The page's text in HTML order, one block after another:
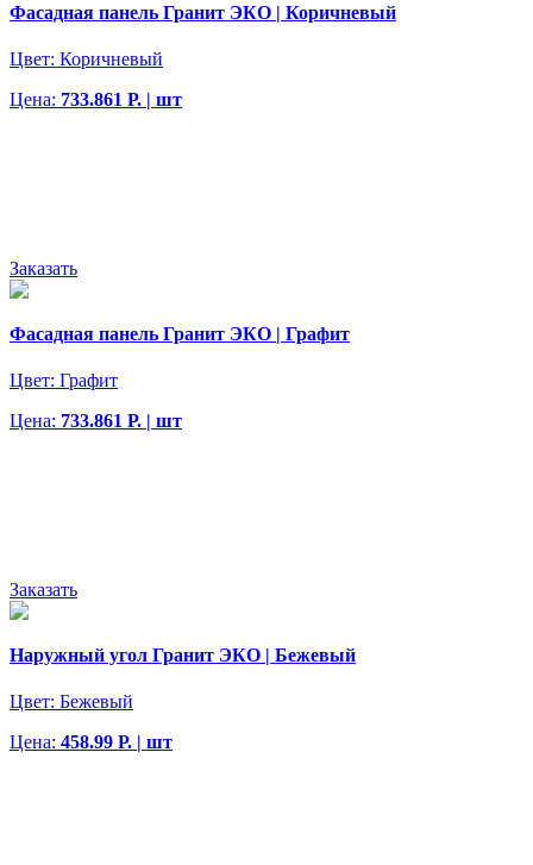
Фасадная панель Гранит ЭКО | Коричневый
Цвет: Коричневый
Цена: 733.861 Р. | шт
Заказать
Фасадная панель Гранит ЭКО | Графит
Цвет: Графит
Цена: 733.861 Р. | шт
Заказать
Наружный угол Гранит ЭКО | Бежевый
Цвет: Бежевый
Цена: 458.99 Р. | шт